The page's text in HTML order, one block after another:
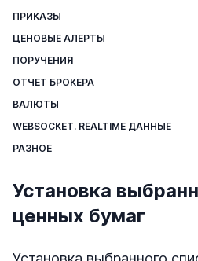
ПРИКАЗЫ
ЦЕНОВЫЕ АЛЕРТЫ
ПОРУЧЕНИЯ
ОТЧЕТ БРОКЕРА
ВАЛЮТЫ
WEBSOCKET. REALTIME ДАННЫЕ
РАЗНОЕ
Установка
ценных бумаг